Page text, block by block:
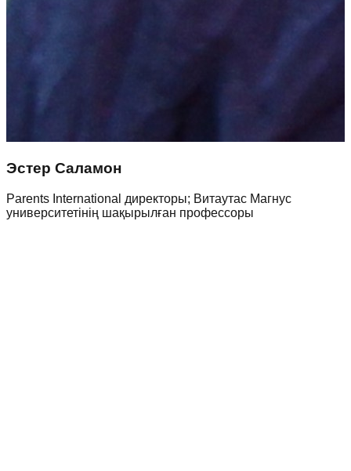
Эстер Саламон
Parents International директоры; Витаутас Магнус
университетінің шақырылған профессоры